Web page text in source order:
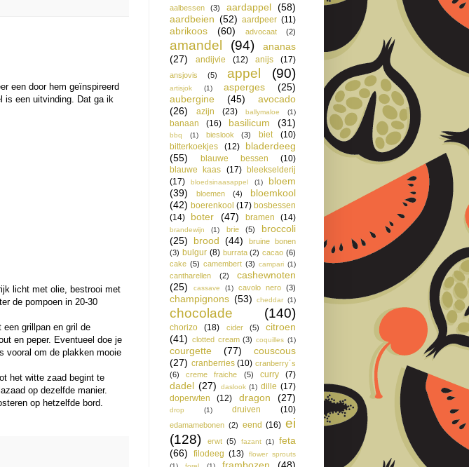
een door hem geïnspireerd
is een uitvinding. Dat ga ik
licht met olie, bestrooi met
de pompoen in 20-30
grillpan en gril de
en peper. Eventueel doe je
vooral om de plakken mooie
het witte zaad begint te
op dezelfde manier.
op hetzelfde bord.
aalbessen (3) aardappel (58)
aardbeien (52) aardpeer (11)
abrikoos (60) advocaat (2)
amandel (94)
ananas
(27)
andijvie (12) anijs (17)
ansjovis (5) appel (90)
artisjok (1) asperges
(25)
aubergine
(45)
avocado
(26)
azijn (23) ballymaloe (1)
banaan (16) basilicum (31)
bbq (1) bieslook (3) biet
(10)
bitterkoekjes
(12)
bladerdeeg
(55)
blauwe bessen
(10)
blauwe kaas (17) bleekselderij
(17)
bloedsinaasappel (1)
bloem
(39)
bloemen (4)
bloemkool
(42) boerenkool (17) bosbessen
(14)
boter (47) bramen (14)
brandewijn (1) brie (5)
broccoli
(25)
brood (44)
bruine bonen
(3) bulgur (8) burrata (2) cacao (6)
cake (5) camembert (3) campari (1)
cantharellen (2)
cashewnoten
(25)
cassave (1) cavolo nero (3)
champignons (53) cheddar (1)
chocolade (140)
chorizo (18) cider (5)
citroen
(41) clotted cream (3) coquilles (1)
courgette (77)
couscous
(27) cranberries (10) cranberry´s
(6)
creme fraiche (5) curry (7)
dadel (27) daslook (1) dille (17)
doperwten
(12) dragon (27)
drop (1) druiven (10)
edamamebonen (2) eend (16) ei
(128)
erwt (5) fazant (1)
feta
(66)
filodeeg (13)
flower sprouts
frambozen (48)